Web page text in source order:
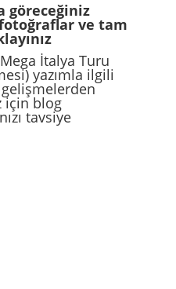
göreceğiniz
ve tam
İtalya Turu
yazımla ilgili
gelişmelerden
için blog
tavsiye